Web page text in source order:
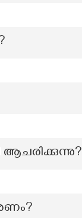
ആചരിക്കുന്നു?